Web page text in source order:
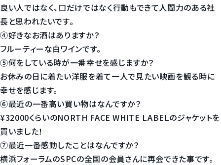
良い人ではなく、口だけではなく行動もできて人間力のある社
長と思われたいです。
④好きなお酒はありますか？
フルーティーな白ワインです。
⑤何をしている時が一番幸せを感じますか？
お休みの日に着たい洋服を着て一人で見たい映画を観る時に
幸せを感じます。
⑥最近の一番高い買い物はなんですか？
¥32000くらいのNORTH FACE WHITE LABELのジャケットを
買いました！
⑦最近一番感動したことはなんですか？
横浜フォーラムのSPCの全国の会員さんに再会できた事です。